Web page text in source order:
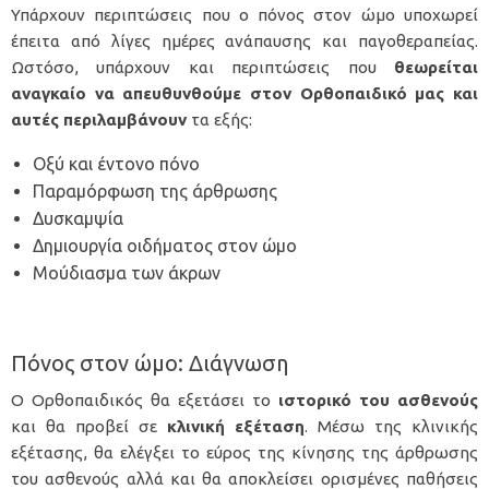
Υπάρχουν περιπτώσεις που ο πόνος στον ώμο υποχωρεί
έπειτα από λίγες ημέρες ανάπαυσης και παγοθεραπείας.
Ωστόσο, υπάρχουν και περιπτώσεις που θεωρείται
αναγκαίο να απευθυνθούμε στον Ορθοπαιδικό μας και
αυτές περιλαμβάνουν τα εξής:
Οξύ και έντονο πόνο
Παραμόρφωση της άρθρωσης
Δυσκαμψία
Δημιουργία οιδήματος στον ώμο
Μούδιασμα των άκρων
Πόνος στον ώμο: Διάγνωση
Ο Ορθοπαιδικός θα εξετάσει το ιστορικό του ασθενούς
και θα προβεί σε κλινική εξέταση. Μέσω της κλινικής
εξέτασης, θα ελέγξει το εύρος της κίνησης της άρθρωσης
του ασθενούς αλλά και θα αποκλείσει ορισμένες παθήσεις